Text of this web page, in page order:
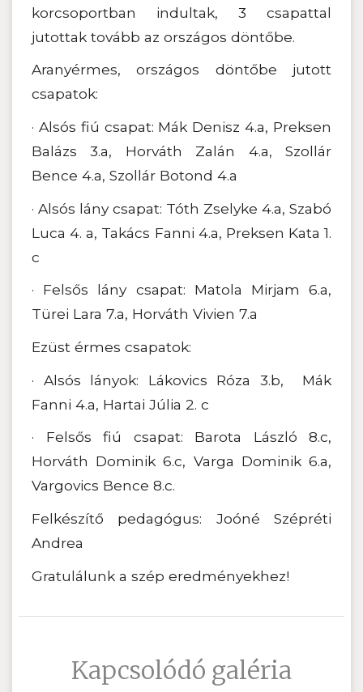
korcsoportban indultak, 3 csapattal
jutottak tovább az országos döntőbe.
Aranyérmes, országos döntőbe jutott
csapatok:
· Alsós fiú csapat: Mák Denisz 4.a, Preksen
Balázs 3.a, Horváth Zalán 4.a, Szollár
Bence 4.a, Szollár Botond 4.a
· Alsós lány csapat: Tóth Zselyke 4.a, Szabó
Luca 4. a, Takács Fanni 4.a, Preksen Kata 1.
c
· Felsős lány csapat: Matola Mirjam 6.a,
Türei Lara 7.a, Horváth Vivien 7.a
Ezüst érmes csapatok:
· Alsós lányok: Lákovics Róza 3.b, Mák
Fanni 4.a, Hartai Júlia 2. c
· Felsős fiú csapat: Barota László 8.c,
Horváth Dominik 6.c, Varga Dominik 6.a,
Vargovics Bence 8.c.
Felkészítő pedagógus: Joóné Szépréti
Andrea
Gratulálunk a szép eredményekhez!
Kapcsolódó galéria